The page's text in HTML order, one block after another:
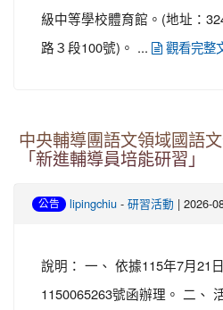
級中等學校體育館。(地址：
路３段100號)。 ...
觀看完整
中央輔導團語文領域國語
「新進輔導員培能研習」
公告 lipingchiu - 研習活動 | 2026-
說明： 一、 依據115年7月21
1150065263號函辦理。 二、